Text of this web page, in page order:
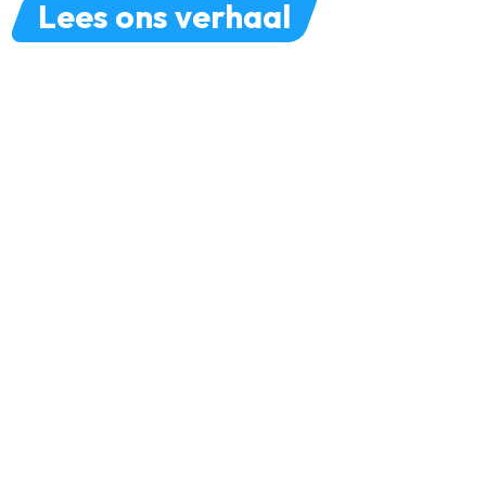
Lees ons verhaal